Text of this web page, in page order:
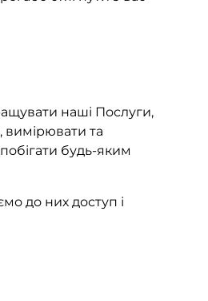
наші Послуги,
вимірювати та
будь-яким
до них доступ і